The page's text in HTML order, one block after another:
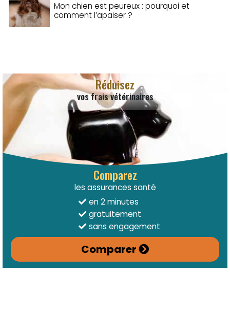
Mon chien est peureux : pourquoi et
comment l’apaiser ?
Réduisez
vos frais vétérinaires
Comparez
les assurances santé
en 2 minutes
gratuitement
sans engagement
Comparer